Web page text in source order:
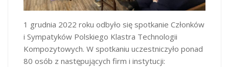
1 grudnia 2022 roku odbyło się spotkanie Członków
i Sympatyków Polskiego Klastra Technologii
Kompozytowych. W spotkaniu uczestniczyło ponad
80 osób z następujących firm i instytucji: